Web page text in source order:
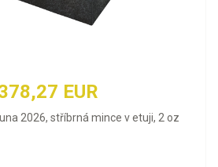
EUR
2026, stříbrná mince v etuji, 2 oz